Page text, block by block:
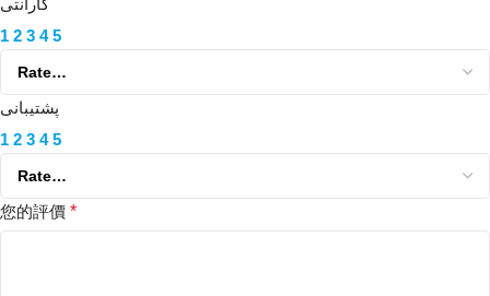
گارانتی
1 2 3 4 5
پشتیبانی
1 2 3 4 5
您的評價 *